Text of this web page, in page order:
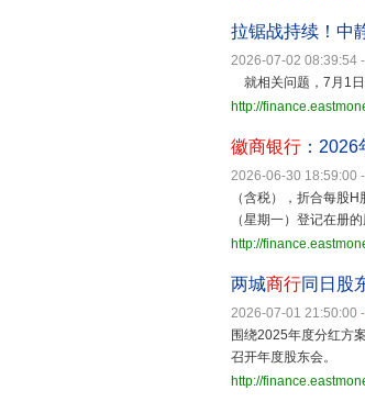
拉锯战持续！中
2026-07-02 08:39:54 -
就相关问题，7月1日
http://
徽商银行 ：
2026-06-30 18:59:00 -
（含税），折合每股
（星期一）登记在册的
http://
两城商行同日股
2026-07-01 21:50:00 -
围绕2025年度分红
召开年度股东会。
http://